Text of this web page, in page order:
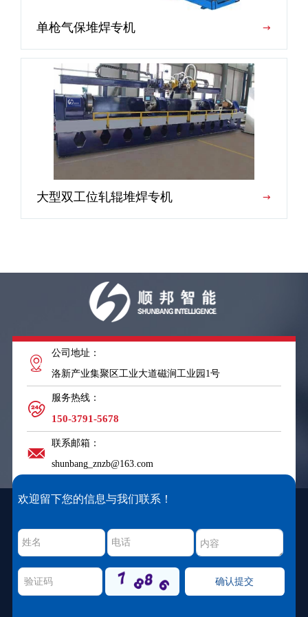
单枪气保堆焊专机
大型双工位轧辊堆焊专机
公司地址：
洛新产业集聚区工业大道磁涧工业园1号
服务热线：
150-3791-5678
联系邮箱：
shunbang_znzb@163.com
欢迎留下您的信息与我们联系！